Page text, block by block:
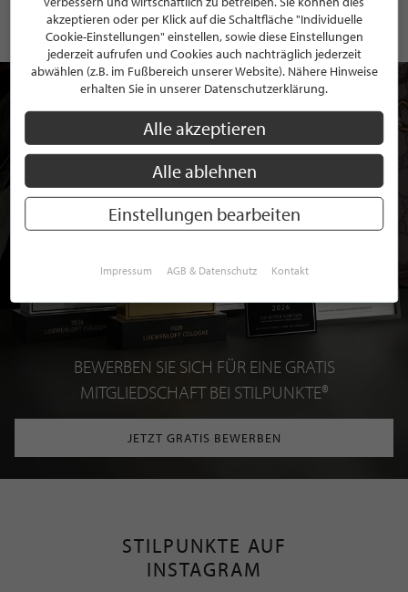
BEWERBEN SIE SICH FÜR EINE GRATIS
MITGLIEDSCHAFT BEI STILPUNKTE®
JETZT GRATIS BEWERBEN
STILPUNKTE AUF
INSTAGRAM
akzeptieren oder per Klick auf die Schaltfläche "Individuelle
Cookie-Einstellungen" einstellen, sowie diese Einstellungen
jederzeit aufrufen und Cookies auch nachträglich jederzeit
abwählen (z.B. im Fußbereich unserer Website). Nähere Hinweise
erhalten Sie in unserer Datenschutzerklärung.
Alle akzeptieren
Alle ablehnen
Einstellungen bearbeiten
Impressum AGB & Datenschutz Kontakt